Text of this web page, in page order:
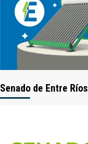
Senado de Entre Ríos